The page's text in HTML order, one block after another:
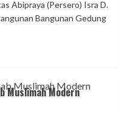
Abipraya (Persero) Isra D.
Bangunan Gedung
Muslimah Modern